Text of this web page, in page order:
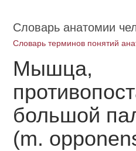
Словарь анатомии
Словарь терминов понятий
Мышца,
большой
(m.